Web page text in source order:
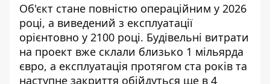
Об'єкт стане повністю операційним у 2026
році, а виведений з експлуатації
орієнтовно у 2100 році. Будівельні витрати
на проект вже склали близько 1 мільярда
євро, а експлуатація протягом ста років та
наступне закриття обійдуться ще в 4